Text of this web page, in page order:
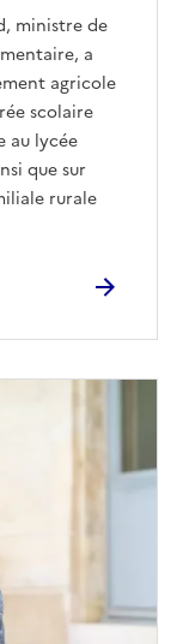
ministre de
a
agricole
scolaire
au lycée
que sur
rurale